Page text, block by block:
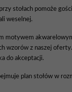
stołach pomoże
weselnej.
motywem
wzorów z naszej
do akceptacji.
plan stołów w